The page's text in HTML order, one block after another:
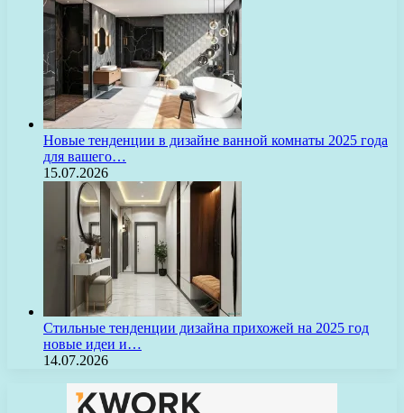
Новые тенденции в дизайне ванной комнаты 2025 года
для вашего…
15.07.2026
Стильные тенденции дизайна прихожей на 2025 год
новые идеи и…
14.07.2026